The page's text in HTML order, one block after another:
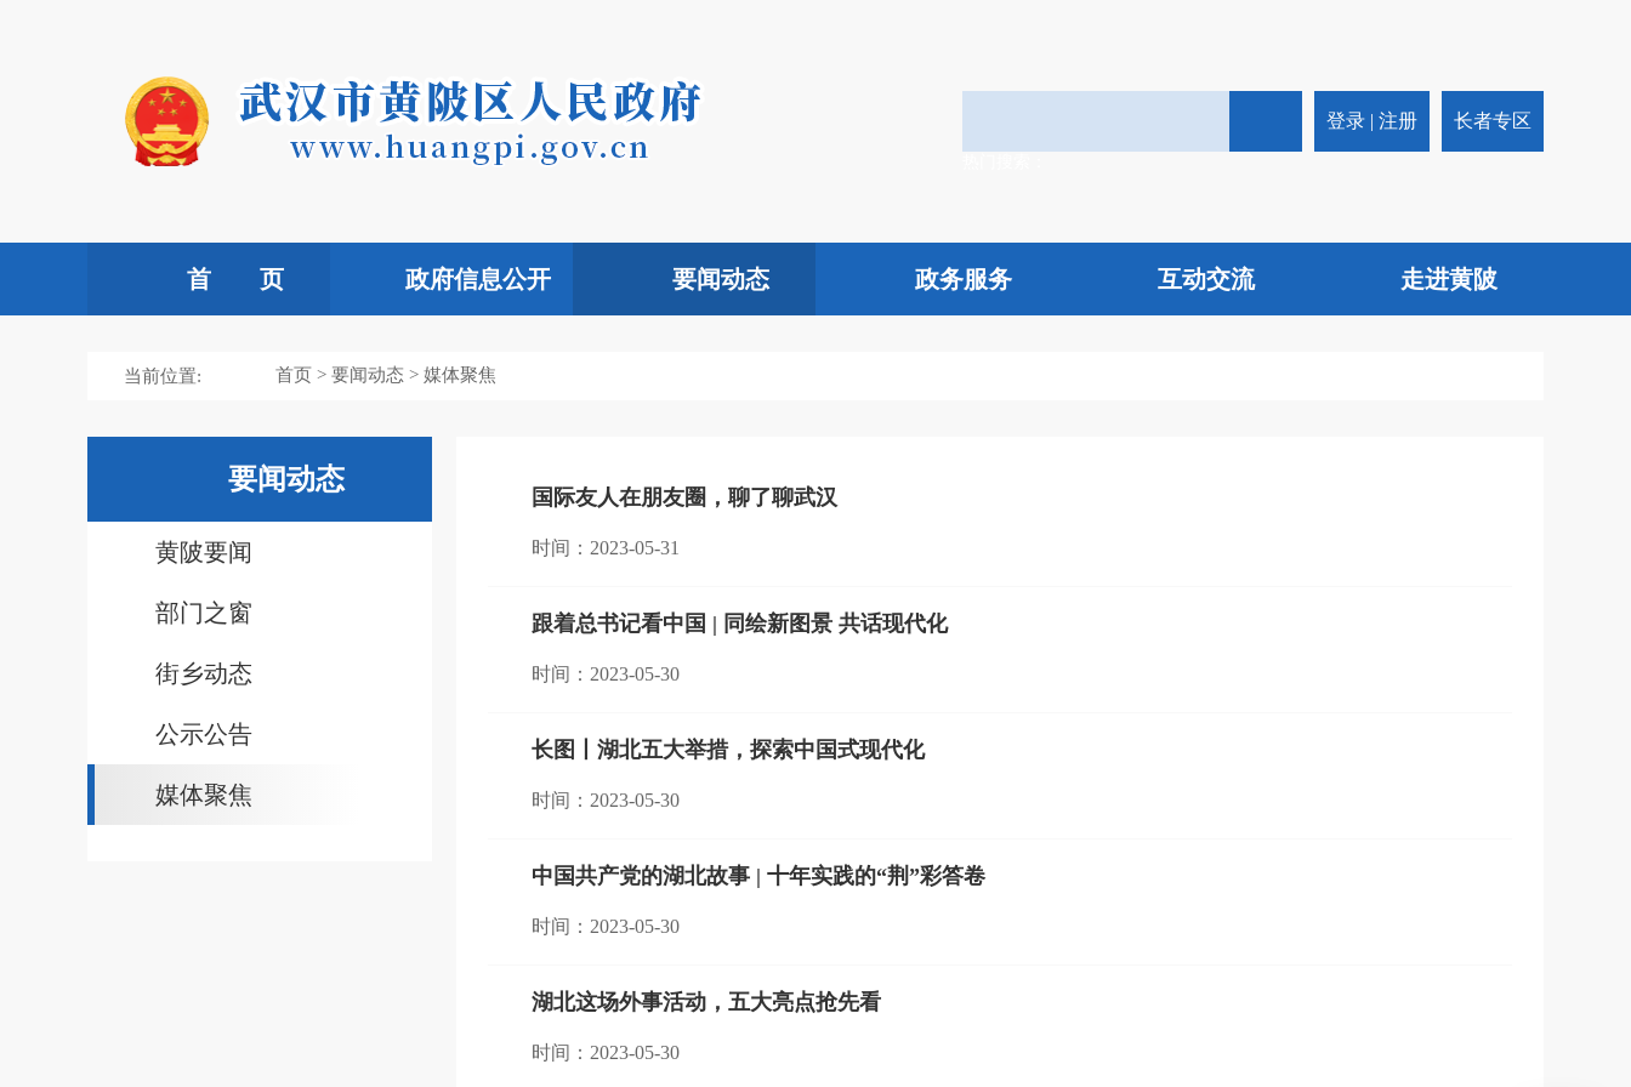
登录 | 注册 长者专区
首 页 政府信息公开 要闻动态 政务服务 互动交流 走进黄陂
当前位置: 首页 > 要闻动态 > 媒体聚焦
要闻动态
黄陂要闻
部门之窗
街乡动态
公示公告
媒体聚焦
国际友人在朋友圈，聊了聊武汉
时间：2023-05-31
跟着总书记看中国 | 同绘新图景 共话现代化
时间：2023-05-30
长图丨湖北五大举措，探索中国式现代化
时间：2023-05-30
中国共产党的湖北故事 | 十年实践的“荆”彩答卷
时间：2023-05-30
湖北这场外事活动，五大亮点抢先看
时间：2023-05-30